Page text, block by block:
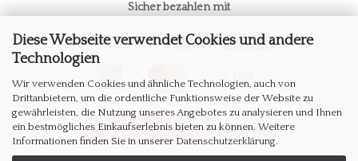
Diese Webseite verwendet Cookies und andere
Technologien
Wir verwenden Cookies und ähnliche Technologien, auch von
Drittanbietern, um die ordentliche Funktionsweise der Website zu
gewährleisten, die Nutzung unseres Angebotes zu analysieren und Ihnen
ein bestmögliches Einkaufserlebnis bieten zu können. Weitere
Informationen finden Sie in unserer Datenschutzerklärung
Sicher bezahlen mit